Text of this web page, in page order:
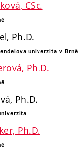
CSc.
Ph.D.
univerzita v Brně
Ph.D.
Ph.D.
Ph.D.